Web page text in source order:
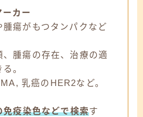
ーカー
腫瘍がもつタンパクなど
、腫瘍の存在、治療の適
。
乳癌のHER2など。
免疫染色などで検索す